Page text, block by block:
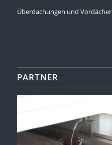
Überdachungen und Vordächer
PARTNER